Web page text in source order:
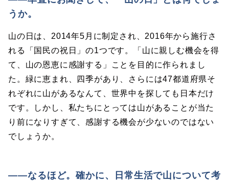
うか。
山の日は、2014年5月に制定され、2016年から施行さ
れる「国民の祝日」の1つです。「山に親しむ機会を得
て、山の恩恵に感謝する」ことを目的に作られまし
た。緑に恵まれ、四季があり、さらには47都道府県そ
れぞれに山があるなんて、世界中を探しても日本だけ
です。しかし、私たちにとっては山があることが当た
り前になりすぎて、感謝する機会が少ないのではない
でしょうか。
――なるほど。確かに、日常生活で山について考